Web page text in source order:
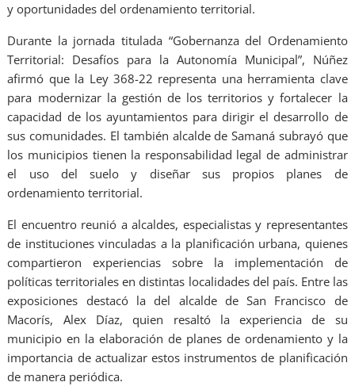
y oportunidades del ordenamiento territorial.
Durante la jornada titulada “Gobernanza del Ordenamiento
Territorial: Desafíos para la Autonomía Municipal”, Núñez
afirmó que la Ley 368-22 representa una herramienta clave
para modernizar la gestión de los territorios y fortalecer la
capacidad de los ayuntamientos para dirigir el desarrollo de
sus comunidades. El también alcalde de Samaná subrayó que
los municipios tienen la responsabilidad legal de administrar
el uso del suelo y diseñar sus propios planes de
ordenamiento territorial.
El encuentro reunió a alcaldes, especialistas y representantes
de instituciones vinculadas a la planificación urbana, quienes
compartieron experiencias sobre la implementación de
políticas territoriales en distintas localidades del país. Entre las
exposiciones destacó la del alcalde de San Francisco de
Macorís, Alex Díaz, quien resaltó la experiencia de su
municipio en la elaboración de planes de ordenamiento y la
importancia de actualizar estos instrumentos de planificación
de manera periódica.